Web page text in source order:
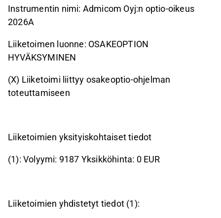
Instrumentin nimi: Admicom Oyj:n optio-oikeus
2026A
Liiketoimen luonne: OSAKEOPTION
HYVÄKSYMINEN
(X) Liiketoimi liittyy osakeoptio-ohjelman
toteuttamiseen
Liiketoimien yksityiskohtaiset tiedot
(1): Volyymi: 9187 Yksikköhinta: 0 EUR
Liiketoimien yhdistetyt tiedot (1):